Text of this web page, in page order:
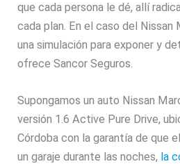
que cada persona le dé, allí
cada plan. En el caso del Nissan
una simulación para exponer y
ofrece Sancor Seguros.
Supongamos un auto Nissan
versión 1.6 Active Pure Drive,
Córdoba con la garantía de que
un garaje durante las noches, la